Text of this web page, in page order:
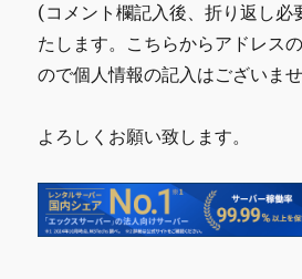
(コメント欄記入後、折り返し必
たします。こちらからアドレス
ので個人情報の記入はございま
よろしくお願い致します。